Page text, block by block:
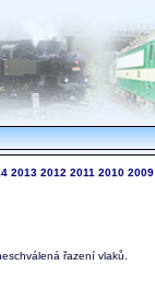
2013 2012 2011 2010 2009
řazení vlaků.